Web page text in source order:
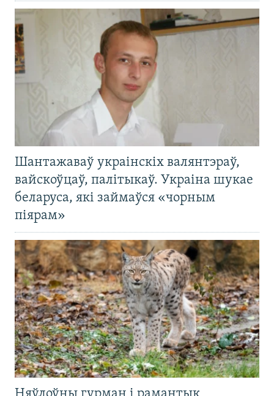
Шантажаваў украінскіх валянтэраў,
вайскоўцаў, палітыкаў. Украіна шукае
беларуса, які займаўся «чорным
піярам»